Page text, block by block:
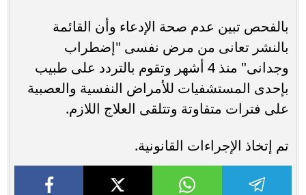
بالفحص تبين عدم صحة الإدعاء وأن القائمة
بالنشر تعانى من مرض نفسى "إضطراب
وجدانى" منذ 4 أشهر وتقوم بالتردد على طبيب
بإحدى المستشفيات للأمراض النفسية والعصبية
على فترات متفاوتة وتتلقى العلاج اللازم.
تم إتخاذ الإجراءات القانونية.